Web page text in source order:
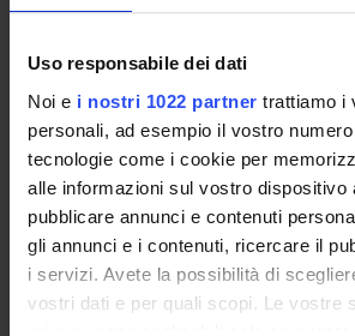
Uso responsabile dei dati
Noi e i nostri 1022 partner trattiamo i
personali, ad esempio il vostro
tecnologie come i cookie per
alle informazioni sul vostro dispositivo
pubblicare annunci e contenuti
gli annunci e i contenuti, ricercare il
i servizi. Avete la possibilità di
vostri dati e per quali scopi. Le vostre
privacy sono applicabili solo su
SUPERIORE
Contatti
Persone
Luoghi
Calendario